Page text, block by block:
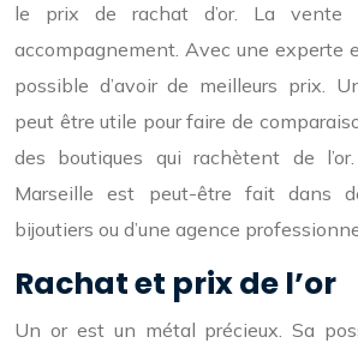
le prix de rachat d’or. La vente
accompagnement. Avec une experte
possible d’avoir de meilleurs prix.
peut être utile pour faire de
des boutiques qui rachètent de
Marseille est peut-être fait dans
bijoutiers ou d’une agence
Rachat et prix de l’or
Un or est un métal précieux. Sa